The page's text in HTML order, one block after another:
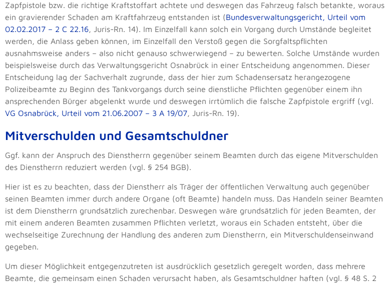
Zapfpistole bzw. die richtige Kraftstoffart achtete und deswegen das Fahrzeug falsch betankte, woraus
ein gravierender Schaden am Kraftfahrzeug entstanden ist (Bundesverwaltungsgericht, Urteil vom
02.02.2017 – 2 C 22.16, Juris-Rn. 14). Im Einzelfall kann solch ein Vorgang durch Umstände begleitet
werden, die Anlass geben können, im Einzelfall den Verstoß gegen die Sorgfaltspflichten
ausnahmsweise anders – also nicht genauso schwerwiegend – zu bewerten. Solche Umstände wurden
beispielsweise durch das Verwaltungsgericht Osnabrück in einer Entscheidung angenommen. Dieser
Entscheidung lag der Sachverhalt zugrunde, dass der hier zum Schadensersatz herangezogene
Polizeibeamte zu Beginn des Tankvorgangs durch seine dienstliche Pflichten gegenüber einem ihn
ansprechenden Bürger abgelenkt wurde und deswegen irrtümlich die falsche Zapfpistole ergriff (vgl.
VG Osnabrück, Urteil vom 21.06.2007 – 3 A 19/07, Juris-Rn. 19).
Mitverschulden und Gesamtschuldner
Ggf. kann der Anspruch des Dienstherrn gegenüber seinem Beamten durch das eigene Mitverschulden
des Dienstherrn reduziert werden (vgl. § 254 BGB).
Hier ist es zu beachten, dass der Dienstherr als Träger der öffentlichen Verwaltung auch gegenüber
seinen Beamten immer durch andere Organe (oft Beamte) handeln muss. Das Handeln seiner Beamten
ist dem Dienstherrn grundsätzlich zurechenbar. Deswegen wäre grundsätzlich für jeden Beamten, der
mit einem anderen Beamten zusammen Pflichten verletzt, woraus ein Schaden entsteht, über die
wechselseitige Zurechnung der Handlung des anderen zum Dienstherrn, ein Mitverschuldenseinwand
gegeben.
Um dieser Möglichkeit entgegenzutreten ist ausdrücklich gesetzlich geregelt worden, dass mehrere
Beamte, die gemeinsam einen Schaden verursacht haben, als Gesamtschuldner haften (vgl. § 48 S. 2